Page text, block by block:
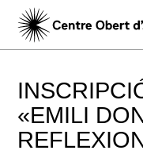
«EMILI